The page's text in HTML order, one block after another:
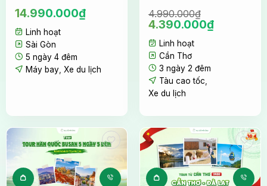
14.990.000₫
Linh hoạt
Sài Gòn
5 ngày 4 đêm
Máy bay, Xe du lịch
4.990.000₫
Giá
là:
4.990.000₫.
4.390.000₫Giá
hiện
Linh hoạt
Cần Thơ
3 ngày 2 đêm
Tàu cao tốc
Xe du lịch